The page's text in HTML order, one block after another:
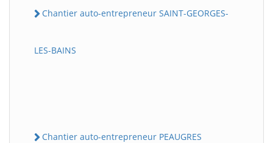
Chantier auto-entrepreneur SAINT-GEORGES-
LES-BAINS
Chantier auto-entrepreneur PEAUGRES